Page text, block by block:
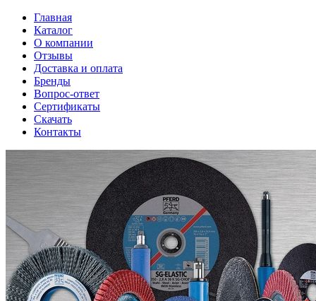
Главная
Каталог
О компании
Отзывы
Доставка и оплата
Бренды
Вопрос-ответ
Сертификаты
Скачать
Контакты